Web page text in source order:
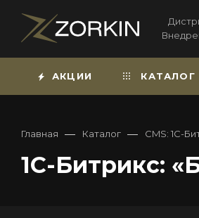
АКЦИИ КАТАЛОГ
Главная — Каталог — CMS: 1С-
1С-Битрикс: